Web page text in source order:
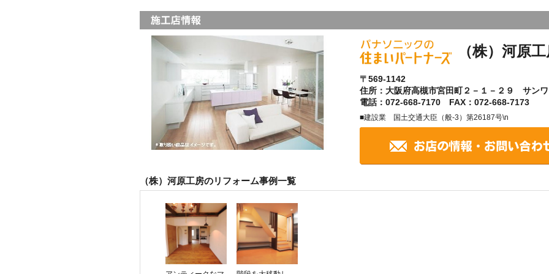
（株）河原
〒569-1142
住所：大阪府高槻市宮田町２－１－２９ サン
電話：072-668-7170 FAX：072-668-7173
■建設業 国土交通大臣（般-3）第26187号\n
（株）河原工房のリフォーム事例一覧